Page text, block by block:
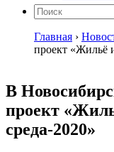
Главная ›
проект «Жильё
В
проект
среда-2020»